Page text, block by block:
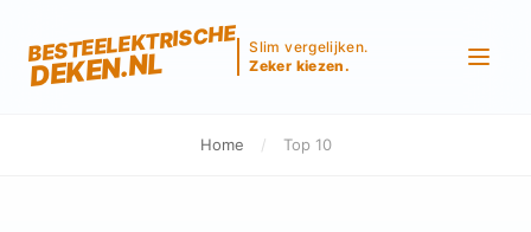
BESTEELEKTRISCHE
DEKEN.NL
Slim vergelijken.
Zeker kiezen.
Home / Top 10